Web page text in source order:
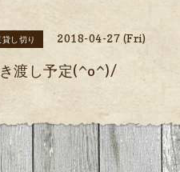
し切り 2018-04-27 (Fri)
渡し予定(^o^)/